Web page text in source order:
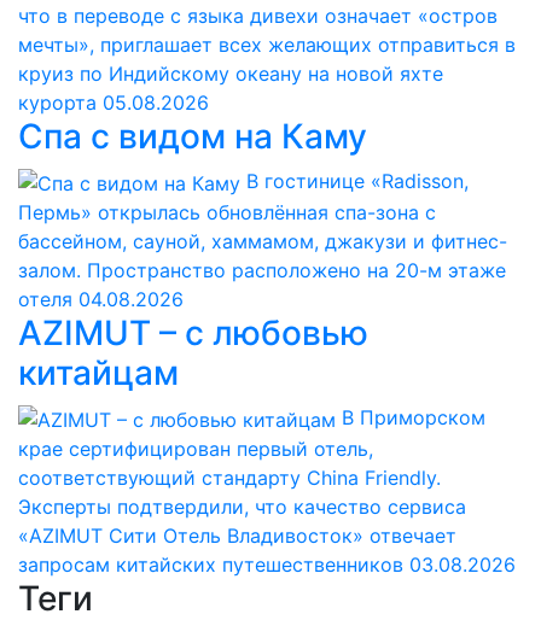
что в переводе с языка дивехи означает «остров
мечты», приглашает всех желающих отправиться в
круиз по Индийскому океану на новой яхте
курорта 05.08.2026
Спа с видом на Каму
В гостинице «Radisson,
Пермь» открылась обновлённая спа-зона с
бассейном, сауной, хаммамом, джакузи и фитнес-
залом. Пространство расположено на 20-м этаже
отеля 04.08.2026
AZIMUT – с любовью
китайцам
В Приморском
крае сертифицирован первый отель,
соответствующий стандарту China Friendly.
Эксперты подтвердили, что качество сервиса
«AZIMUT Сити Отель Владивосток» отвечает
запросам китайских путешественников 03.08.2026
Теги